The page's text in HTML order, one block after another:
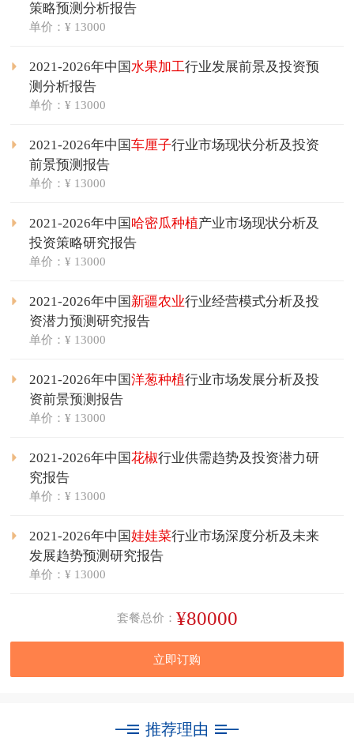
策略预测分析报告
单价：¥ 13000
2021-2026年中国水果加工行业发展前景及投资预
测分析报告
单价：¥ 13000
2021-2026年中国车厘子行业市场现状分析及投资
前景预测报告
单价：¥ 13000
2021-2026年中国 哈密瓜种植产业市场现状分析及
投资策略研究报告
单价：¥ 13000
2021-2026年中国 新疆农业行业经营模式分析及投
资潜力预测研究报告
单价：¥ 13000
2021-2026年中国洋葱种植行业市场发展分析及投
资前景预测报告
单价：¥ 13000
2021-2026年中国花椒行业供需趋势及投资潜力研
究报告
单价：¥ 13000
2021-2026年中国娃娃菜行业市场深度分析及未来
发展趋势预测研究报告
单价：¥ 13000
套餐总价： ¥80000
立即订购
推荐理由